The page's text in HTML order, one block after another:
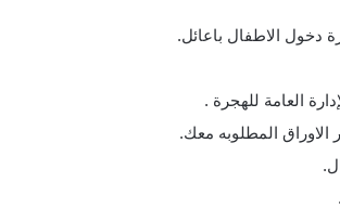
دخول الاطفال باعائل.
العامة للهجرة .
الاوراق المطلوبه معك.